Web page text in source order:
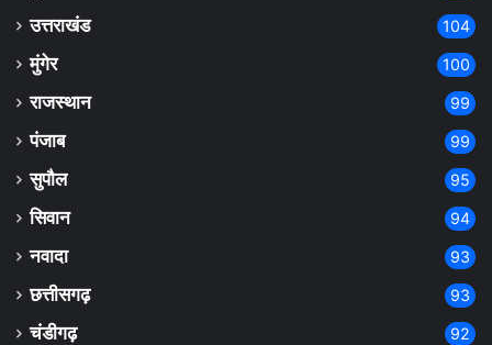
उत्तराखंड 104
मुंगेर 100
राजस्थान 99
पंजाब 99
सुपौल 95
सिवान 94
नवादा 93
छत्तीसगढ़ 93
चंडीगढ़ 92